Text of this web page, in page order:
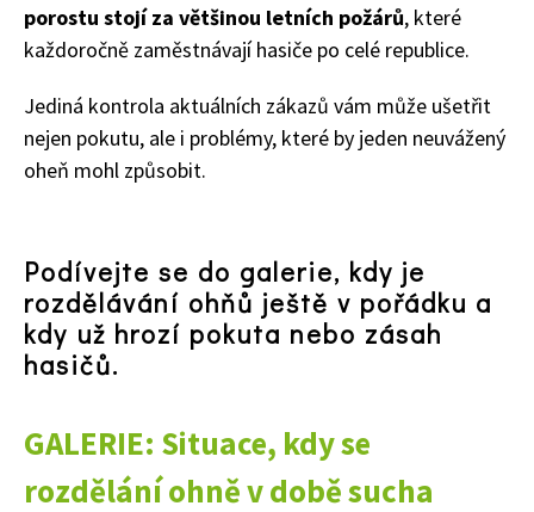
Objednat >
Naše krásná zahrada Speciál
porostu stojí za většinou letních požárů, které
každoročně zaměstnávají hasiče po celé republice.
Jediná kontrola aktuálních zákazů vám může ušetřit
nejen pokutu, ale i problémy, které by jeden neuvážený
oheň mohl způsobit.
Podívejte se do galerie, kdy je
rozdělávání ohňů ještě v pořádku a
kdy už hrozí pokuta nebo zásah
hasičů.
GALERIE: Situace, kdy se
rozdělání ohně v době sucha